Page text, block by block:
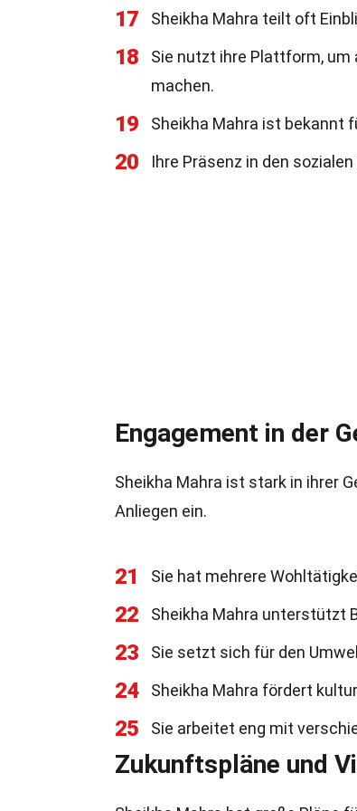
17 Sheikha Mahra teilt oft
18
Sie nutzt ihre Plattform,
machen.
19 Sheikha Mahra ist bekannt
20 Ihre Präsenz in den
Engagement in der
Sheikha Mahra ist stark in ihrer
Anliegen ein.
21 Sie hat mehrere
22 Sheikha Mahra unterstützt
23 Sie setzt sich für den
24 Sheikha Mahra fördert
25 Sie arbeitet eng mit
Zukunftspläne und